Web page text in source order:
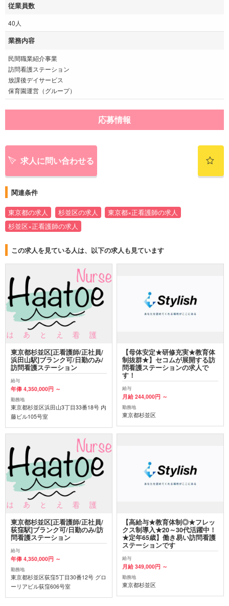
従業員数
40人
業務内容
民間職業紹介事業
訪問看護ステーション
放課後デイサービス
保育園運営（グループ）
応募情報
求人に問い合わせる
関連条件
東京都の求人 杉並区の求人
東京都×正看護師の求人
杉並区×正看護師の求人
この求人を見ている人は、以下の求人も見ています
東京都杉並区[正看護師/正社員/
浜田山駅]ブランク可/日勤のみ/
訪問看護ステーション
給与
年俸 4,350,000円 ～
勤務地
東京都杉並区浜田山3丁目33番18号 内
藤ビル105号室
【母体安定★研修充実★教育体
制抜群★】セコムが展開する訪
問看護ステーションの求人で
す！
給与
月給 244,000円 ～
勤務地
東京都杉並区
東京都杉並区[正看護師/正社員/
荻窪駅]ブランク可/日勤のみ/訪
問看護ステーション
給与
年俸 4,350,000円 ～
勤務地
東京都杉並区荻窪5丁目30番12号 グロ
ーリアビル荻窪606号室
【高給与★教育体制◎★フレッ
クス制導入★20～30代活躍中！
★定年65歳】働き易い訪問看護
ステーションです
給与
月給 349,000円 ～
勤務地
東京都杉並区